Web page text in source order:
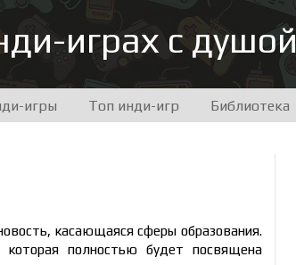
играх с душой
игры Топ инди-игр Библиотека
касающаяся сферы образования.
полностью будет посвящена